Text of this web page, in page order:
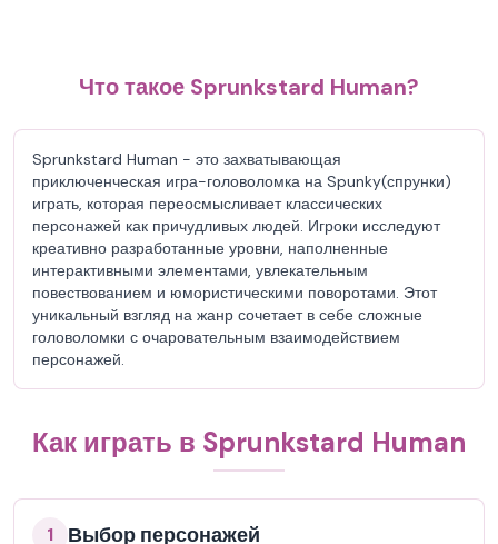
Что такое Sprunkstard Human?
Sprunkstard Human - это захватывающая
приключенческая игра-головоломка на Spunky(спрунки)
играть, которая переосмысливает классических
персонажей как причудливых людей. Игроки исследуют
креативно разработанные уровни, наполненные
интерактивными элементами, увлекательным
повествованием и юмористическими поворотами. Этот
уникальный взгляд на жанр сочетает в себе сложные
головоломки с очаровательным взаимодействием
персонажей.
Как играть в Sprunkstard Human
1 Выбор персонажей